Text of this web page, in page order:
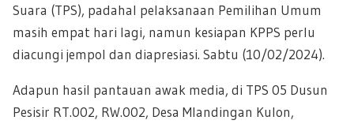
Suara (TPS), padahal pelaksanaan Pemilihan Umum
masih empat hari lagi, namun kesiapan KPPS perlu
diacungi jempol dan diapresiasi. Sabtu (10/02/2024).
Adapun hasil pantauan awak media, di TPS 05 Dusun
Pesisir RT.002, RW.002, Desa Mlandingan Kulon,